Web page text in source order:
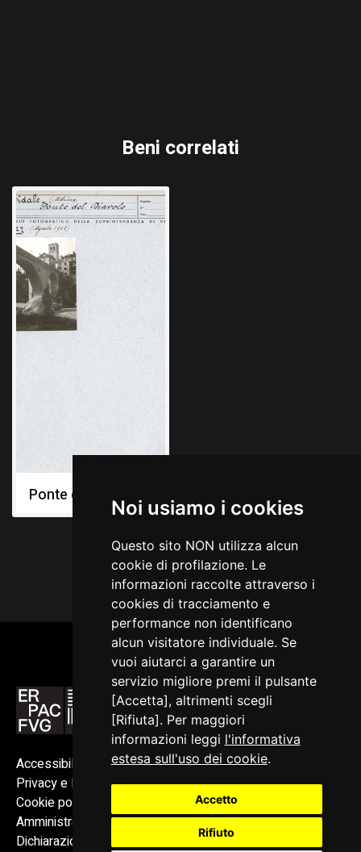
Noi usiamo i cookies
Questo sito NON utilizza alcun
cookie di profilazione. Le
informazioni raccolte attraverso i
cookies di tracciamento e
performance non identificano
alcun visitatore individuale. Se
vuoi aiutarci a garantire un
servizio migliore premi il pulsante
[Accetta], altrimenti scegli
[Rifiuta]. Per maggiori
informazioni leggi l'informativa
estesa sull'uso dei cookie.
Accetto
Rifiuto
Beni correlati
Ponte del Diavolo
Accessibilità
Privacy e Note legali
Cookie policy
Amministrazione trasparente
Dichiarazione di accessibilità